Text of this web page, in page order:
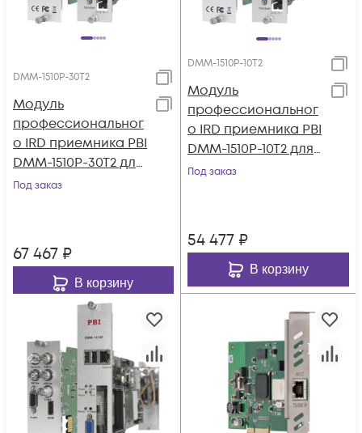
DMM-1510P-30T2
Модуль
профессиональног
о IRD приемника PBI
DMM-1510P-30T2 для
цифровой ГС PBI
Под заказ
67 467 ₽
В корзину
DMM-1510P-10T2
Модуль
профессиональног
о IRD приемника PBI
DMM-1510P-10T2 для
цифровой ГС PBI
Под заказ
54 477 ₽
В корзину